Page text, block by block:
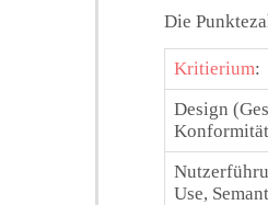
Die
Kritierium:
Design
Use,